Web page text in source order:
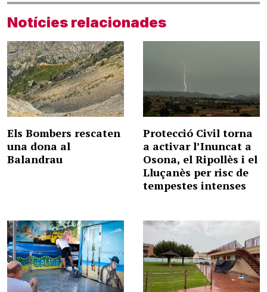
Notícies relacionades
Els Bombers rescaten
una dona al
Balandrau
Protecció Civil torna
a activar l’Inuncat a
Osona, el Ripollès i el
Lluçanès per risc de
tempestes intenses